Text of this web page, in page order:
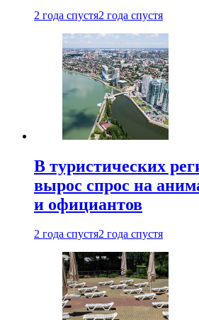
2 года спустя2 года спустя
В туристических
вырос спрос на
и официантов
2 года спустя2 года спустя